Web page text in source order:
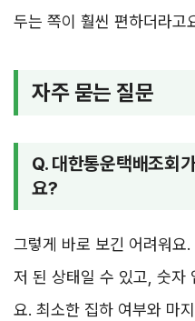
두는 쪽이 훨씬 편하더라고
자주 묻는 질문
Q. 대한통운택배조회
요?
그렇게 바로 보긴 어려워요
저 된 상태일 수 있고, 숫자
요. 최소한 집하 여부와 마